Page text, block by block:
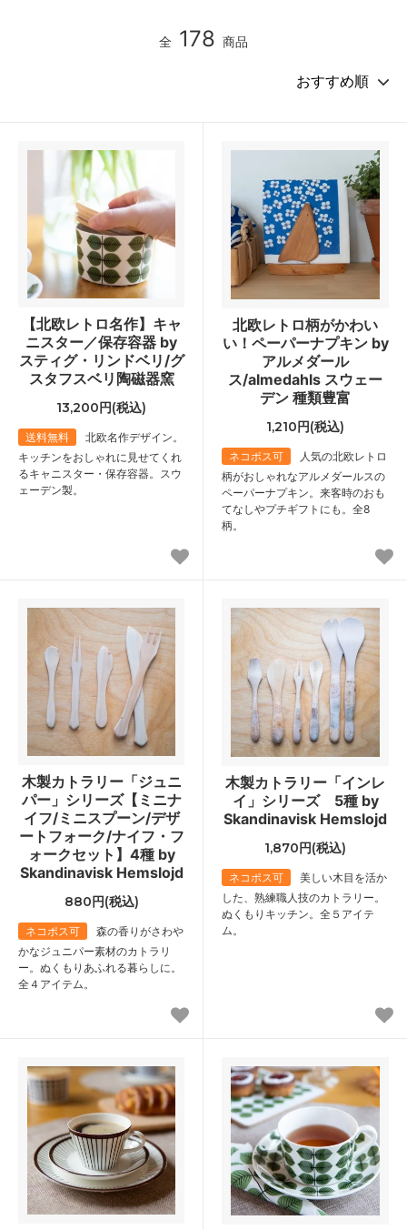
全 178 商品
【北欧レトロ名作】キャ
ニスター／保存容器 by
スティグ・リンドベリ/グ
スタフスベリ陶磁器窯
13,200円(税込)
送料無料
北欧名作デザイン。
キッチンをおしゃれに見せてくれ
るキャニスター・保存容器。スウ
ェーデン製。
北欧レトロ柄がかわい
い！ペーパーナプキン by
アルメダール
ス/almedahls スウェー
デン 種類豊富
1,210円(税込)
ネコポス可
人気の北欧レトロ
柄がおしゃれなアルメダールスの
ペーパーナプキン。来客時のおも
てなしやプチギフトにも。全8
柄。
木製カトラリー「ジュニ
パー」シリーズ【ミニナ
イフ/ミニスプーン/デザ
ートフォーク/ナイフ・フ
ォークセット】4種 by
Skandinavisk Hemslojd
880円(税込)
ネコポス可
森の香りがさわや
かなジュニパー素材のカトラリ
ー。ぬくもりあふれる暮らしに。
全４アイテム。
木製カトラリー「インレ
イ」シリーズ 5種 by
Skandinavisk Hemslojd
1,870円(税込)
ネコポス可
美しい木目を活か
した、熟練職人技のカトラリー。
ぬくもりキッチン。全５アイテ
ム。